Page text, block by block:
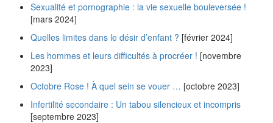
Sexualité et pornographie : la vie sexuelle bouleversée !
[mars 2024]
Quelles limites dans le désir d’enfant ? [février 2024]
Les hommes et leurs difficultés à procréer ! [novembre
2023]
Octobre Rose ! À quel sein se vouer … [octobre 2023]
Infertilité secondaire : Un tabou silencieux et incompris
[septembre 2023]